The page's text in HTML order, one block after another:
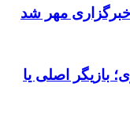
مهر شد
بازیگر اصلی یا